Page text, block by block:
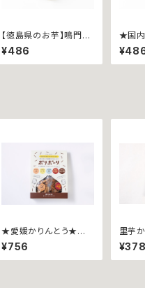
【徳島県のお芋】鳴門金
時羊羹~ハーフ~
¥486
★国
羹~
★愛媛かりんとう★愛
媛土産★ ポリポーリ
~バラエティパック８５ｇ
~
¥756
里芋
ポー
４０ｇ
¥378